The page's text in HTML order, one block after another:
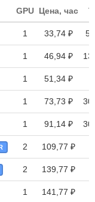
GPU Цена, час
1 33,74 ₽
1 46,94 ₽
1 51,34 ₽
1 73,73 ₽
1 91,14 ₽
2 109,77 ₽
2 139,77 ₽
1 141,77 ₽